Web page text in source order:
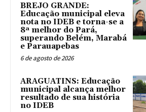
BREJO GRANDE:
Educação municipal eleva
nota no IDEB e torna-se a
8ª melhor do Pará,
superando Belém, Marabá
e Parauapebas
6 de agosto de 2026
ARAGUATINS: Educação
municipal alcança melhor
resultado de sua história
no IDEB